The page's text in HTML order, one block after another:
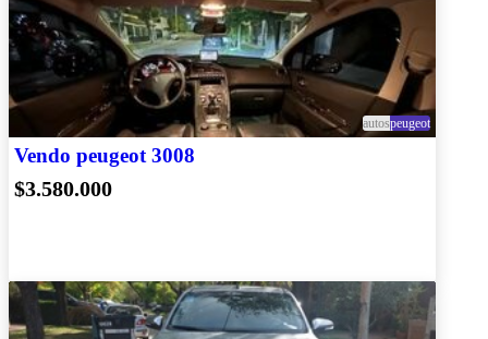
autospeugeot
Vendo peugeot 3008
$3.580.000